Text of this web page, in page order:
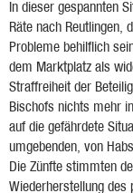
In dieser gespannten
Räte nach Reutlingen,
Probleme behilflich
dem Marktplatz als
Straffreiheit der
Bischofs nichts mehr
auf die gefährdete
umgebenden, von
Die Zünfte stimmten
Wiederherstellung des